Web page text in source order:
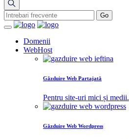
Domenii
WebHost
Găzduire Web Partajată
Pentru site-uri mici și medii.
Găzduire Web Wordpress